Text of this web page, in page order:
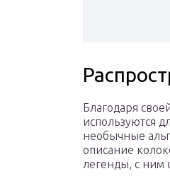
Благодаря
используются
необычные
описание
легенды, с ним